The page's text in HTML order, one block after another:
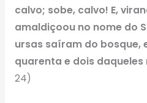
calvo; sobe, calvo! E,
amaldiçoou no nome do
ursas saíram do bosque,
quarenta e dois daqueles
24)